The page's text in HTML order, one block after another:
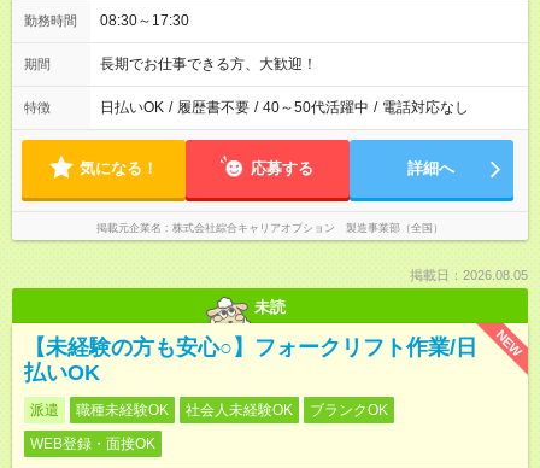
勤務時間 08:30～17:30
期間 長期でお仕事できる方、大歓迎！
特徴 日払いOK / 履歴書不要 / 40～50代活躍中 / 電話対応なし
気になる！ 応募する 詳細へ
掲載元企業名 株式会社綜合キャリアオプション 製造事業部（全国）
掲載日：2026.08.05
未読
NEW
【未経験の方も安心○】フォークリフト作業/日
払いOK
派遣 職種未経験OK 社会人未経験OK
ブランクOK
WEB登録・面接OK